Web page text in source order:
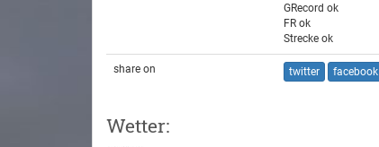
GRecord ok
FR ok
Strecke ok
share on twitter facebook
Wetter: